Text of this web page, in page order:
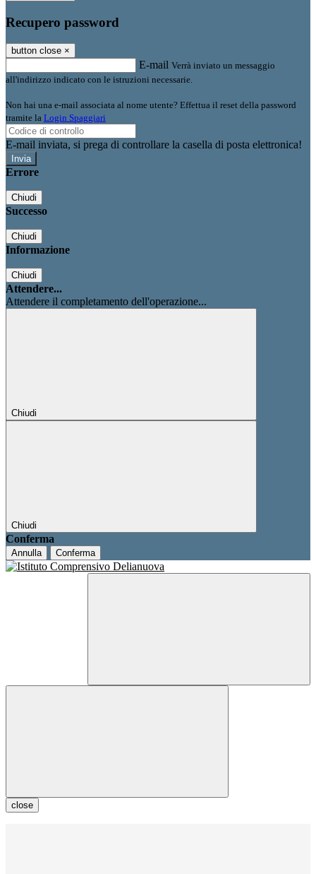
Recupero password
button close ×
E-mail Verrà inviato un messaggio
all'indirizzo indicato con le istruzioni necessarie.
Non hai una e-mail associata al nome utente? Effettua il reset della password
tramite la Login Spaggiari
E-mail inviata, si prega di controllare la casella di posta elettronica!
Errore
Chiudi
Successo
Chiudi
Informazione
Chiudi
Attendere...
Attendere il completamento dell'operazione...
Chiudi
Chiudi
Conferma
Annulla Conferma
close